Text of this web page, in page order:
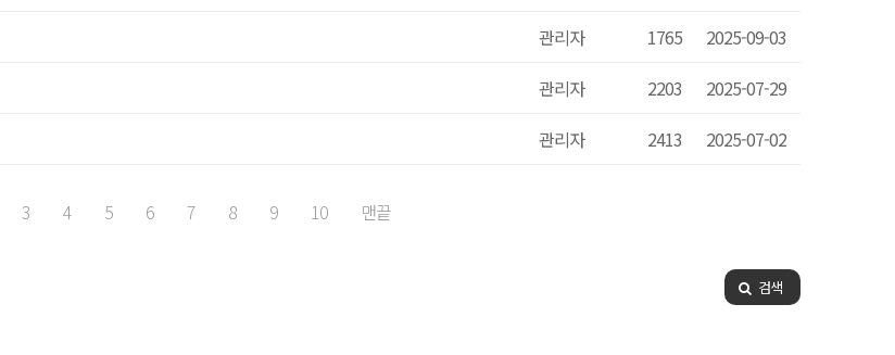
관리자 1765
2025-09-03
관리자 2203
2025-07-29
관리자 2413 2025-07-02
3 4 5 6 7 8 9 10 맨끝
검색